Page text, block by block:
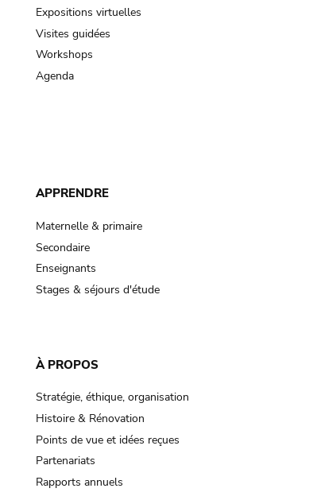
Expositions virtuelles
Visites guidées
Workshops
Agenda
APPRENDRE
Maternelle & primaire
Secondaire
Enseignants
Stages & séjours d'étude
À PROPOS
Stratégie, éthique, organisation
Histoire & Rénovation
Points de vue et idées reçues
Partenariats
Rapports annuels